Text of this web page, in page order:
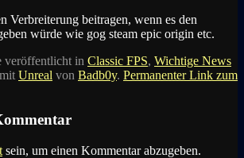
Verbreiterung beitragen, wenn es den
würde wie gog steam epic origin etc.
veröffentlicht in Classic FPS, Wichtige News
Unreal von Badb0y. Permanenter Link zum
sein, um einen Kommentar abzugeben.